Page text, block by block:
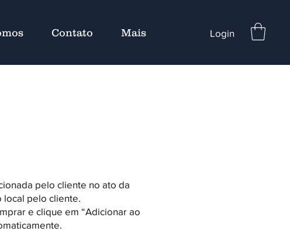
Contato Mais Login
pelo cliente no ato da
pelo cliente.
e clique em “Adicionar ao